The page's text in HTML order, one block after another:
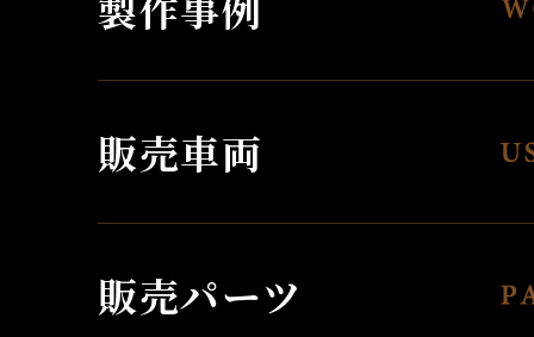
販売車両
販売パーツ